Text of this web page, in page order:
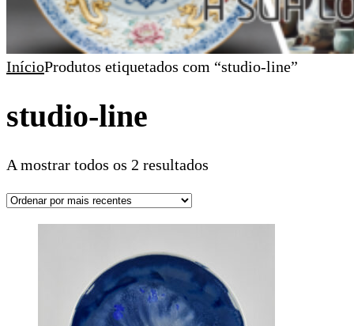
InícioProdutos etiquetados com “studio-line”
studio-line
A mostrar todos os 2 resultados